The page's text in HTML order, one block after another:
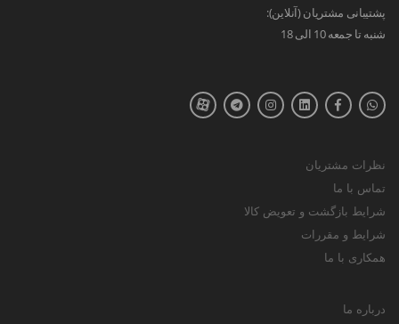
پشتیبانی مشتریان (آنلاین):
شنبه تا جمعه 10 الی 18
نظرات مشتریان
تماس با ما
شرایط بازگشت و تعویض کالا
شرایط و مقررات
همکاری با ما
درباره ما